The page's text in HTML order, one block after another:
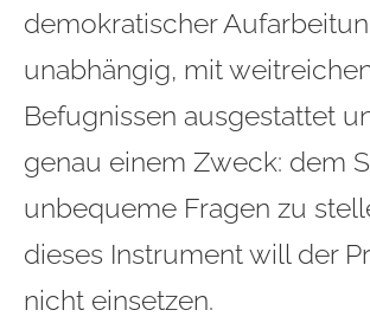
demokratischer
unabhängig, mit
Befugnissen ausgestattet
genau einem Zweck: dem
unbequeme Fragen zu
dieses Instrument will der
nicht einsetzen.